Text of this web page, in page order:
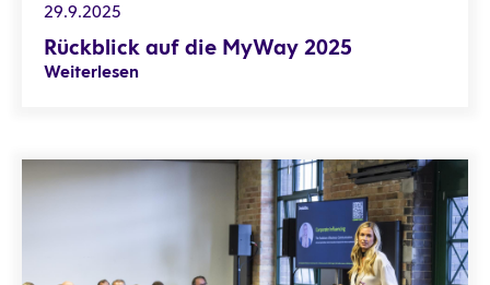
29.9.2025
Rückblick auf die MyWay 2025
Weiterlesen
Jetzt anmelden! Masterclasses & Expert Talks auf der